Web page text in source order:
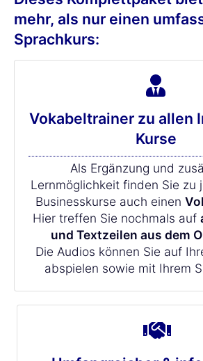
mehr, als nur einen
Sprachkurs:
Vokabeltrainer zu allen
Kurse
Als Ergänzung und
Lernmöglichkeit finden Sie zu
Businesskurse auch einen
Hier treffen Sie nochmals auf
und Textzeilen aus dem
Die Audios können Sie auf
abspielen sowie mit Ihrem